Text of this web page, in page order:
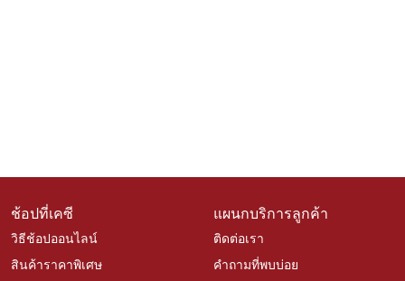
ช้อปที่เคซี
วิธีช้อปออนไลน์
สินค้าราคาพิเศษ
แผนกบริการลูกค้า
ติดต่อเรา
คำถามที่พบบ่อย